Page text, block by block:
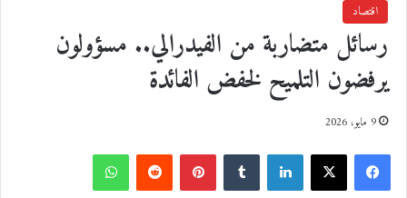
اقتصاد
رسائل متضاربة من الفيدرالي.. مسؤولون
يرفضون التلميح لخفض الفائدة
9 مايو، 2026